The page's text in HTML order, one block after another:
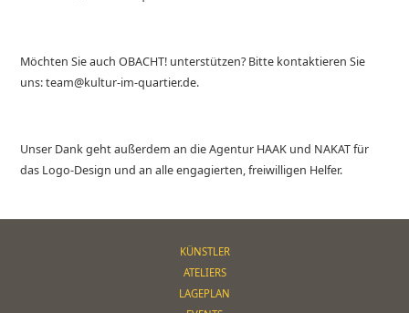
Möchten Sie auch OBACHT! unterstützen? Bitte kontaktieren Sie
uns: team@kultur-im-quartier.de.
Unser Dank geht außerdem an die Agentur HAAK und NAKAT für
das Logo-Design und an alle engagierten, freiwilligen Helfer.
KÜNSTLER
ATELIERS
LAGEPLAN